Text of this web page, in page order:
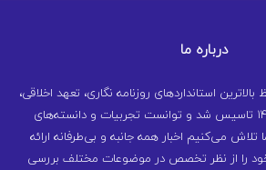
درباره ما
استانداردهای روزنامه نگاری، تعهد اخلاقی،
تولید محتوا و.. در سال ۱۴۰۴ تاسیس شد و توانست تجربیات و دانسته‌های
تلاش می‌کنیم اخبار همه جانبه و بی‌طرفانه ارائه
را از نظر تخصص در موضوعات مختلف بررسی